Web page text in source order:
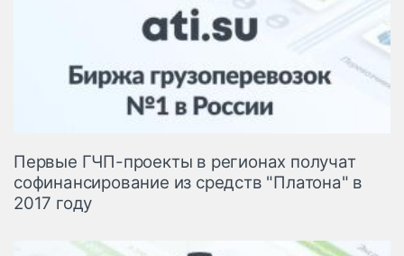
Первые ГЧП-проекты в регионах получат
софинансирование из средств "Платона" в
2017 году